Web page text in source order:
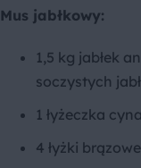
Mus jabłkowy:
1,5 kg jabłek
soczystych
1 łyżeczka
4 łyżki